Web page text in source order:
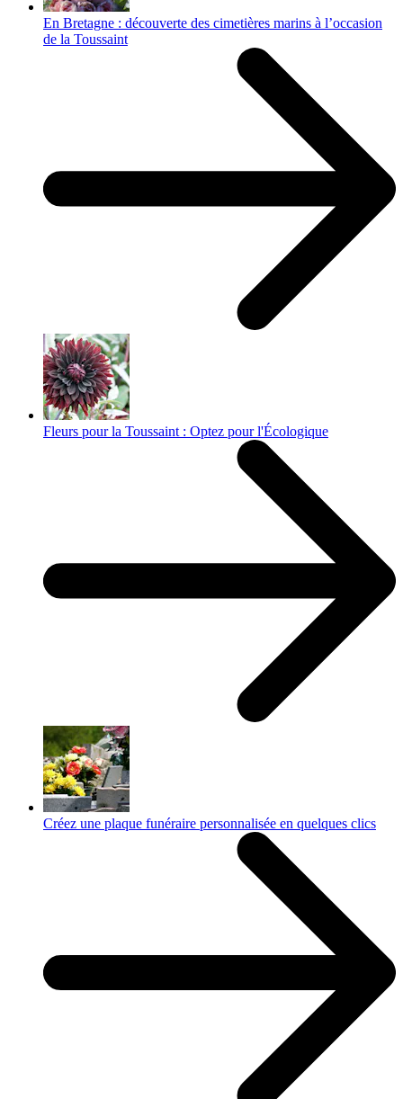
En Bretagne : découverte des cimetières marins à l’occasion
de la Toussaint
Fleurs pour la Toussaint : Optez pour l'Écologique
Créez une plaque funéraire personnalisée en quelques clics